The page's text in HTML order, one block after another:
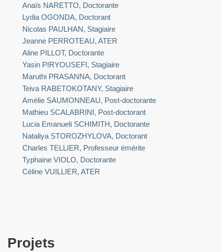
Anaïs NARETTO, Doctorante
Lydia OGONDA, Doctorant
Nicolas PAULHAN, Stagiaire
Jeanne PERROTEAU, ATER
Aline PILLOT, Doctorante
Yasin PIRYOUSEFI, Stagiaire
Maruthi PRASANNA, Doctorant
Teiva RABETOKOTANY, Stagiaire
Amélie SAUMONNEAU, Post-doctorante
Mathieu SCALABRINI, Post-doctorant
Lucia Emanueli SCHIMITH, Doctorante
Nataliya STOROZHYLOVA, Doctorant
Charles TELLIER, Professeur émérite
Typhaine VIOLO, Doctorante
Céline VUILLIER, ATER
Projets